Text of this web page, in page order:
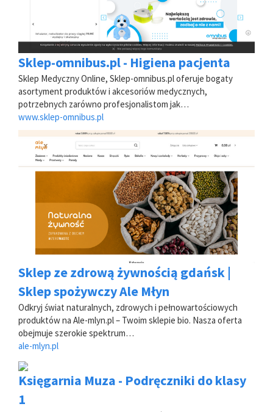
Sklep-omnibus.pl - Higiena pacjenta
Sklep Medyczny Online, Sklep-omnibus.pl oferuje bogaty
asortyment produktów i akcesoriów medycznych,
potrzebnych zarówno profesjonalistom jak…
www.sklep-omnibus.pl
Sklep ze zdrową żywnością gdańsk |
Sklep spożywczy Ale Młyn
Odkryj świat naturalnych, zdrowych i pełnowartościowych
produktów na Ale-mlyn.pl – Twoim sklepie bio. Nasza oferta
obejmuje szerokie spektrum…
ale-mlyn.pl
Księgarnia Muza - Podręczniki do klasy
1